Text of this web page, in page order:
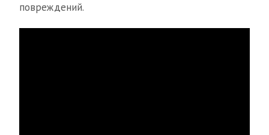
повреждений.